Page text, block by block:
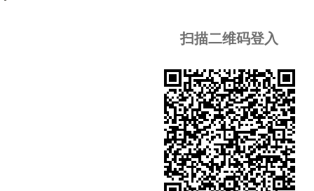
扫描二维码登入